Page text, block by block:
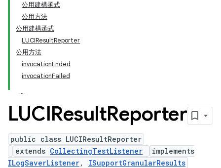
公用建構函式
公用方法
公用建構函式
LUCIResultReporter
公用方法
invocationEnded
invocationFailed
LUCIResultReporter
public class LUCIResultReporter
extends CollectingTestListener
implements
ILogSaverListener, ISupportGranularResults